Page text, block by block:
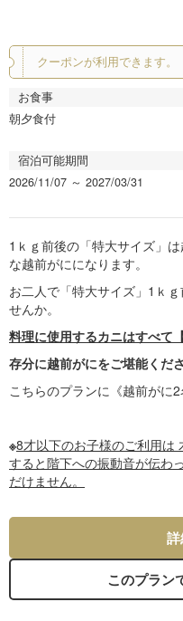
o
s
クーポンが利用できます。
お食事
朝夕食付
宿泊可能期間
2026/11/07 ～ 2027/03/31
1ｋｇ前後の「特大サイズ」
な越前がにになります。
お二人で「特大サイズ」1ｋ
せんか。
料理に使用するカニはすべて
存分に越前がにをご堪能くださ
こちらのプランに《越前がに
※8才以下のお子様のご利用は
すると階下への振動音が伝わ
だけません。
このプラン